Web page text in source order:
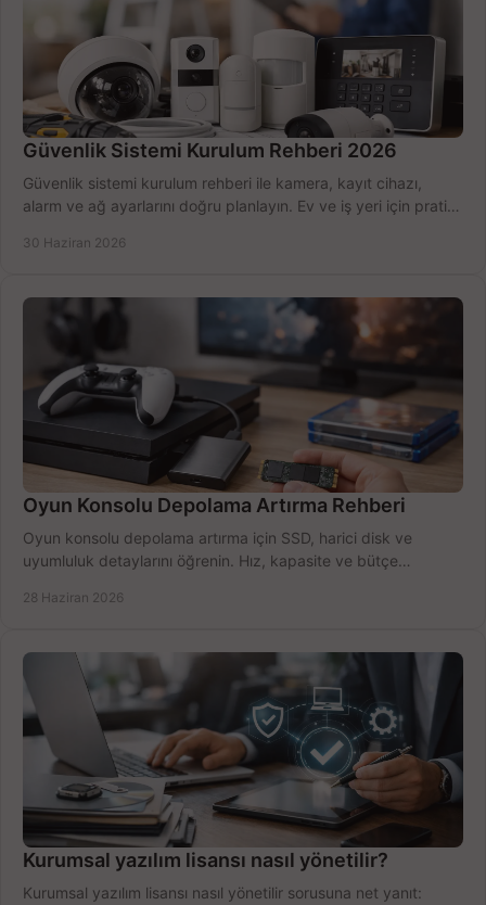
Güvenlik Sistemi Kurulum Rehberi 2026
Güvenlik sistemi kurulum rehberi ile kamera, kayıt cihazı,
alarm ve ağ ayarlarını doğru planlayın. Ev ve iş yeri için pratik
30 Haziran 2026
Oyun Konsolu Depolama Artırma Rehberi
Oyun konsolu depolama artırma için SSD, harici disk ve
uyumluluk detaylarını öğrenin. Hız, kapasite ve bütçe
28 Haziran 2026
Kurumsal yazılım lisansı nasıl yönetilir?
Kurumsal yazılım lisansı nasıl yönetilir sorusuna net yanıt: